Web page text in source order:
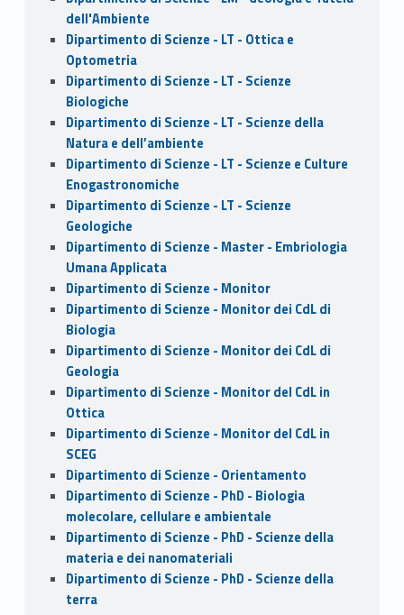
dell'Ambiente
Dipartimento di Scienze - LT - Ottica e
Optometria
Dipartimento di Scienze - LT - Scienze
Biologiche
Dipartimento di Scienze - LT - Scienze della
Natura e dell’ambiente
Dipartimento di Scienze - LT - Scienze e Culture
Enogastronomiche
Dipartimento di Scienze - LT - Scienze
Geologiche
Dipartimento di Scienze - Master - Embriologia
Umana Applicata
Dipartimento di Scienze - Monitor
Dipartimento di Scienze - Monitor dei CdL di
Biologia
Dipartimento di Scienze - Monitor dei CdL di
Geologia
Dipartimento di Scienze - Monitor del CdL in
Ottica
Dipartimento di Scienze - Monitor del CdL in
SCEG
Dipartimento di Scienze - Orientamento
Dipartimento di Scienze - PhD - Biologia
molecolare, cellulare e ambientale
Dipartimento di Scienze - PhD - Scienze della
materia e dei nanomateriali
Dipartimento di Scienze - PhD - Scienze della
terra